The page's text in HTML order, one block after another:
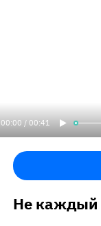
00:00 / 00:41
Не каждый